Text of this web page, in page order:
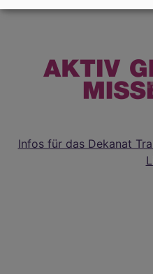
Infos für das Dekanat